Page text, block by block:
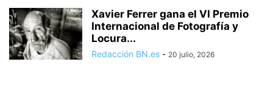
Xavier Ferrer gana el VI Premio
Internacional de Fotografía y
Locura...
Redacción BN.es - 20 julio, 2026